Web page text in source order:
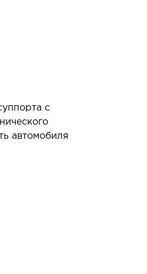
с
автомобиля